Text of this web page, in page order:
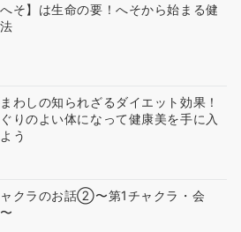
へそ】は生命の要！へそから始まる健
わしの知られざるダイエット効果！
りのよい体になって健康美を手に入
う
クラのお話②〜第1チャクラ・会